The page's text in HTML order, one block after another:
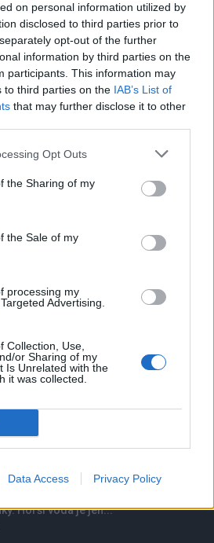
on personal information utilized by
disclosed to third parties prior to
opt-out of the further
information by third parties on the
participants. This information may
to third parties on the IAB’s List of
that may further disclose it to other
Opt Outs
the Sharing of my
the Sale of my
processing my
Advertising.
Collection, Use,
or Sharing of my
Is Unrelated with the
it was collected.
Data Access Privacy Policy
na komunální a senátní volby
zveřejnilo potřebné
vzpomínaly na filmovou legendu
Horší voda je jen...